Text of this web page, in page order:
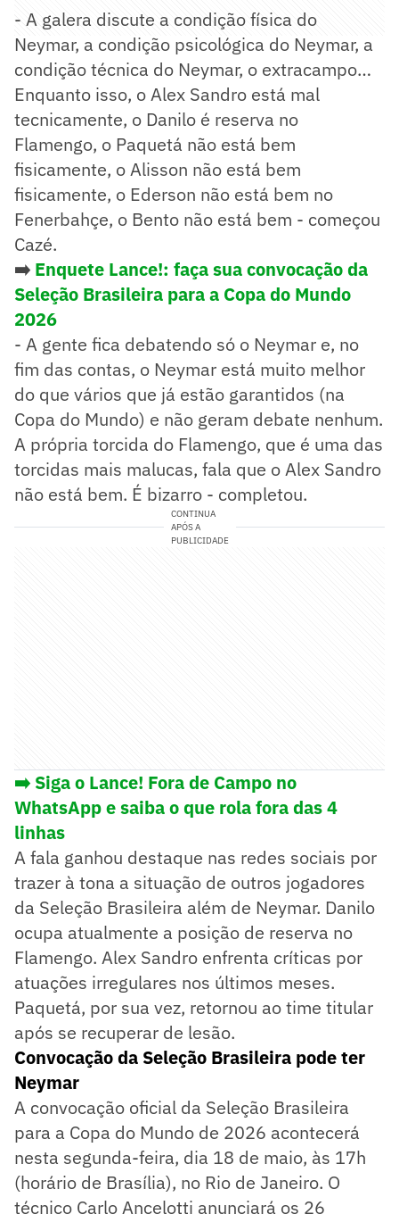
- A galera discute a condição física do
Neymar, a condição psicológica do Neymar, a
condição técnica do Neymar, o extracampo…
Enquanto isso, o Alex Sandro está mal
tecnicamente, o Danilo é reserva no
Flamengo, o Paquetá não está bem
fisicamente, o Alisson não está bem
fisicamente, o Ederson não está bem no
Fenerbahçe, o Bento não está bem - começou
Cazé.
➡️ Enquete Lance!: faça sua convocação da
Seleção Brasileira para a Copa do Mundo
2026
- A gente fica debatendo só o Neymar e, no
fim das contas, o Neymar está muito melhor
do que vários que já estão garantidos (na
Copa do Mundo) e não geram debate nenhum.
A própria torcida do Flamengo, que é uma das
torcidas mais malucas, fala que o Alex Sandro
não está bem. É bizarro - completou.
CONTINUA
APÓS A
PUBLICIDADE
➡️ Siga o Lance! Fora de Campo no
WhatsApp e saiba o que rola fora das 4
linhas
A fala ganhou destaque nas redes sociais por
trazer à tona a situação de outros jogadores
da Seleção Brasileira além de Neymar. Danilo
ocupa atualmente a posição de reserva no
Flamengo. Alex Sandro enfrenta críticas por
atuações irregulares nos últimos meses.
Paquetá, por sua vez, retornou ao time titular
após se recuperar de lesão.
Convocação da Seleção Brasileira pode ter
Neymar
A convocação oficial da Seleção Brasileira
para a Copa do Mundo de 2026 acontecerá
nesta segunda-feira, dia 18 de maio, às 17h
(horário de Brasília), no Rio de Janeiro. O
técnico Carlo Ancelotti anunciará os 26